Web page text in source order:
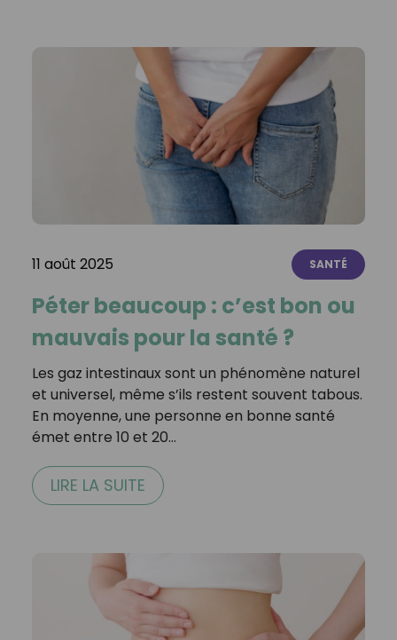
11 août 2025 SANTÉ
Péter beaucoup : c’est bon ou
mauvais pour la santé ?
Les gaz intestinaux sont un phénomène naturel
et universel, même s’ils restent souvent tabous.
En moyenne, une personne en bonne santé
émet entre 10 et 20…
LIRE LA SUITE